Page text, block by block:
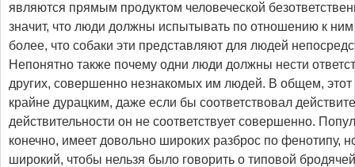
являются прямым продуктом человеческой
значит, что люди должны испытывать по отношению к ним
более, что собаки эти представляют для людей
Непонятно также почему одни люди должны нести
других, совершенно незнакомых им людей. В общем,
крайне дурацким, даже если бы соответствовал
действительности он не соответствует совершенно.
конечно, имеет довольно широких разброс по фенотипу,
широкий, чтобы нельзя было говорить о типовой